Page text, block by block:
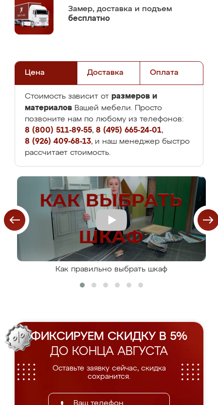
Замер, доставка и подъем
бесплатно
Цена Доставка Оплата
Стоимость зависит от размеров и
материалов Вашей мебели. Просто
позвоните нам по любому из телефонов:
8 (800) 511-89-55, 8 (495) 665-24-01,
8 (926) 409-68-13, и наш менеджер быстро
рассчитает стоимость.
Как правильно выбрать шкаф
ФИКСИРУЕМ СКИДКУ В 5%
ДО КОНЦА АВГУСТА
Оставьте заявку сейчас, скидка
сохранится.